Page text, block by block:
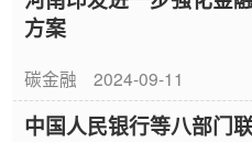
方案
碳金融 2024-09-11
中国人民银行等八部门